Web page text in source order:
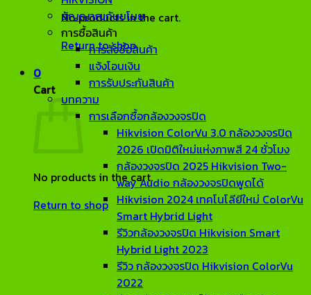
No products in the cart.
Return to shop
0
Cart
No products in the cart.
Return to shop
สัญญาณกันขโมย
การซื้อสินค้า
การสั่งซื้อสินค้า
แจ้งโอนเงิน
การรับประกันสินค้า
บทความ
การเลือกซื้อกล้องวงจรปิด
Hikvision ColorVu 3.0 กล้องวงจรปิด
2026 เปิดมิติใหม่แห่งภาพสี 24 ชั่วโมง
กล้องวงจรปิด 2025 Hikvision Two-
way Audio กล้องวงจรปิดพูดได้
Hikvision 2024 เทคโนโลียีใหม่ ColorVu
Smart Hybrid Light
รีวิวกล้องวงจรปิด Hikvision Smart
Hybrid Light 2023
รีวิว กล้องวงจรปิด Hikvision ColorVu
2022